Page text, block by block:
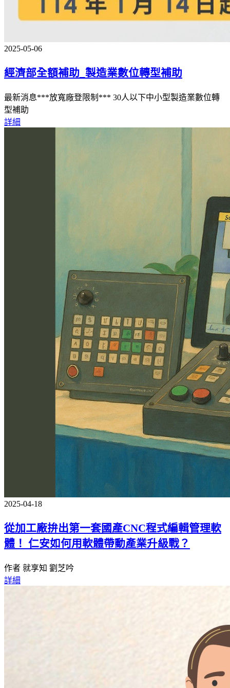
2025-05-06
經濟部全額補助_製造業數位轉型補助
最新消息***放寬廠登限制*** 30人以下中小型製造業數位轉
型補助
詳細
2025-04-18
從加工廠拚出第一套國產CNC程式編輯管理軟
體！ 仁安如何用軟體帶動產業升級戰？
作者 就享知 劉芝吟
詳細